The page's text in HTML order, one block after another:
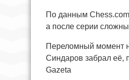
По данным
а после серии
Переломный момент
Синдаров забрал её,
Gazeta